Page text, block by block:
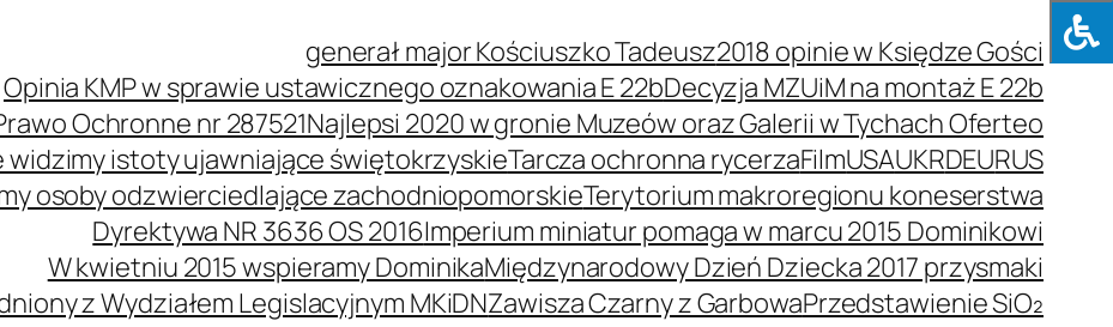
generał major Kościuszko Tadeusz2018 opinie w Księdze Gości
Opinia KMP w sprawie ustawicznego oznakowania E 22bDecyzja MZUiM na montaż E 22b
Ochronne nr 287521Najlepsi 2020 w gronie Muzeów oraz Galerii w Tychach Oferteo
widzimy istoty ujawniające świętokrzyskieTarcza ochronna rycerzaFilmUSAUKRDEURUS
osoby odzwierciedlające zachodniopomorskieTerytorium makroregionu koneserstwa
Dyrektywa NR 3636 OS 2016Imperium miniatur pomaga w marcu 2015 Dominikowi
W kwietniu 2015 wspieramy DominikaMiędzynarodowy Dzień Dziecka 2017 przysmaki
z Wydziałem Legislacyjnym MKiDNZawisza Czarny z GarbowaPrzedstawienie SiO₂